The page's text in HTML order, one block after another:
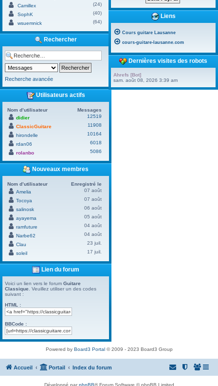
Camillex
(24)
SophK
(40)
wsuemnick
(64)
Rechercher
Recherche avancée
Utilisateurs actifs
Nom d’utilisateur
Messages
didier
12519
ClassicGuitare
11908
hirondelle
10164
rdan06
6018
rolanbo
5086
Nouveaux membres
Nom d’utilisateur
Enregistré le
Amelia
07 août
Tocoya
07 août
salinosk
06 août
ayayema
05 août
ramfuture
04 août
Narbe62
04 août
Clau
23 juil.
soleil
17 juil.
Lien du forum
Voici un lien vers le forum Guitare
Classique . Veuillez utiliser un des codes
suivant :
HTML :
BBCode :
Liens
Cours guitare Lausanne
cours-guitare-lausanne.com
Dernières visites des robots
Ahrefs [Bot]
sam. août 08, 2026 3:39 am
Powered by Board3 Portal© 2009 - 2023 Board3 Group
Accueil Portail Index du forum
Développé parphpBB® Forum Software © phpBB Limited